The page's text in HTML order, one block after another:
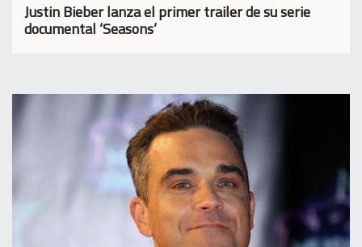
Justin Bieber lanza el primer trailer de su serie
documental ‘Seasons’